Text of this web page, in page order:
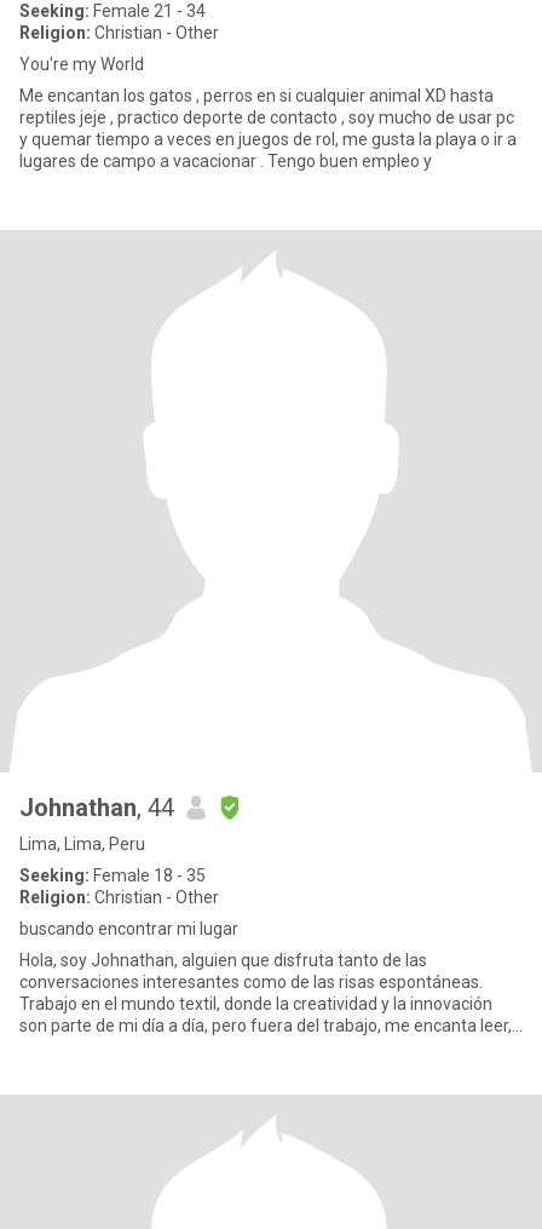
Seeking: Female 21 - 34
Religion: Christian - Other
You're my World
Me encantan los gatos , perros en si cualquier animal XD hasta
reptiles jeje , practico deporte de contacto , soy mucho de usar pc
y quemar tiempo a veces en juegos de rol, me gusta la playa o ir a
lugares de campo a vacacionar . Tengo buen empleo y
Johnathan, 44
Lima, Lima, Peru
Seeking: Female 18 - 35
Religion: Christian - Other
buscando encontrar mi lugar
Hola, soy Johnathan, alguien que disfruta tanto de las
conversaciones interesantes como de las risas espontáneas.
Trabajo en el mundo textil, donde la creatividad y la innovación
son parte de mi día a día, pero fuera del trabajo, me encanta leer,